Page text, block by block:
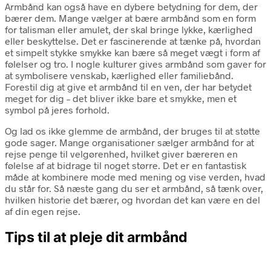
Armbånd kan også have en dybere betydning for dem, der
bærer dem. Mange vælger at bære armbånd som en form
for talisman eller amulet, der skal bringe lykke, kærlighed
eller beskyttelse. Det er fascinerende at tænke på, hvordan
et simpelt stykke smykke kan bære så meget vægt i form af
følelser og tro. I nogle kulturer gives armbånd som gaver for
at symbolisere venskab, kærlighed eller familiebånd.
Forestil dig at give et armbånd til en ven, der har betydet
meget for dig – det bliver ikke bare et smykke, men et
symbol på jeres forhold.
Og lad os ikke glemme de armbånd, der bruges til at støtte
gode sager. Mange organisationer sælger armbånd for at
rejse penge til velgørenhed, hvilket giver bæreren en
følelse af at bidrage til noget større. Det er en fantastisk
måde at kombinere mode med mening og vise verden, hvad
du står for. Så næste gang du ser et armbånd, så tænk over,
hvilken historie det bærer, og hvordan det kan være en del
af din egen rejse.
Tips til at pleje dit armbånd